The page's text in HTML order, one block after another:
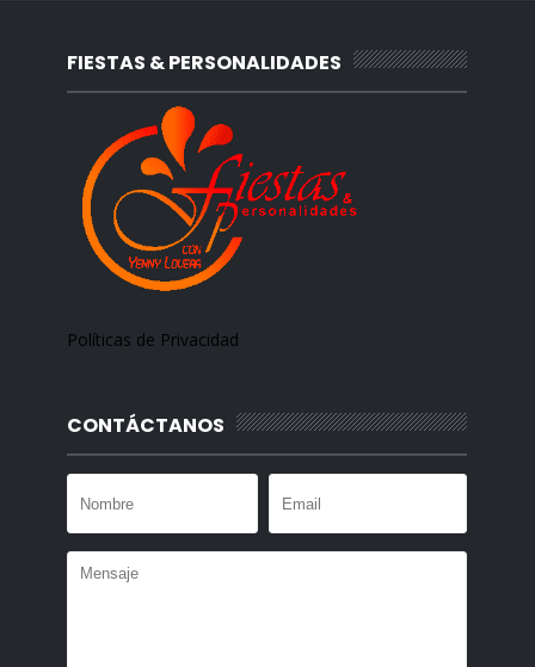
FIESTAS & PERSONALIDADES
Políticas de Privacidad
CONTÁCTANOS